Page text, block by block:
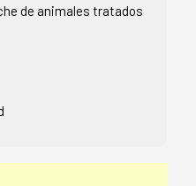
de animales tratados